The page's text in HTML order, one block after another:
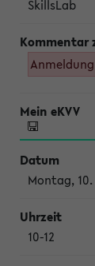
SkillsLab
Anmeldung
Montag,
10-12